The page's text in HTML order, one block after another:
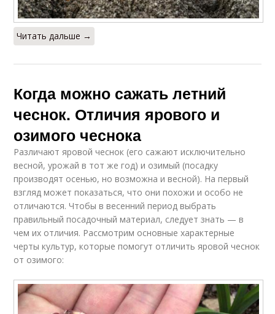
Читать дальше →
Когда можно сажать летний
чеснок. Отличия ярового и
озимого чеснока
Различают яровой чеснок (его сажают исключительно
весной, урожай в тот же год) и озимый (посадку
производят осенью, но возможна и весной). На первый
взгляд может показаться, что они похожи и особо не
отличаются. Чтобы в весенний период выбрать
правильный посадочный материал, следует знать — в
чем их отличия. Рассмотрим основные характерные
черты культур, которые помогут отличить яровой чеснок
от озимого: